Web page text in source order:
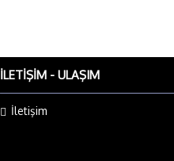
İLETIŞIM - ULAŞIM
İletişim